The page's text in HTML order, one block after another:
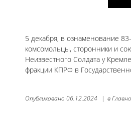
5 декабря, в ознаменование
комсомольцы, сторонники и
Неизвестного Солдата у
фракции КПРФ в
Опубликовано 06.12.2024 | в